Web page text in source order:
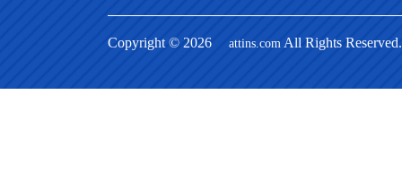
Copyright © 2026 attins.com All Rights